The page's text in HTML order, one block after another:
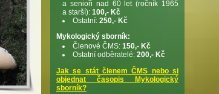
a senioři nad 60 let (ročník 1965
a starší): 100,- Kč
Ostatní: 250,- Kč
Mykologický sborník:
Členové ČMS: 150,- Kč
Ostatní odběratelé: 200,- Kč
Jak se stát členem ČMS nebo si
objednat časopis Mykologický
sborník?